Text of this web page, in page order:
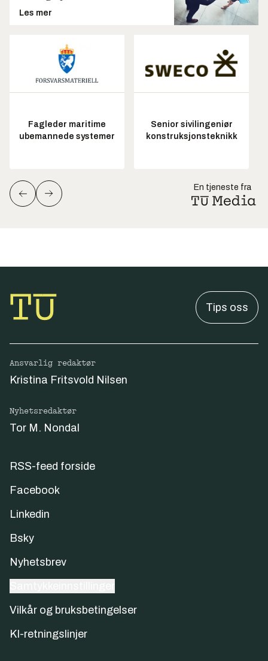
Les mer
Fagleder maritime
ubemannede systemer
Senior sivilingeniør
konstruksjonsteknikk
En tjeneste fra
Tips oss
Ansvarlig redaktør
Kristina Fritsvold Nilsen
Nyhetsredaktør
Tor M. Nondal
RSS-feed forside
Facebook
Linkedin
Bsky
Nyhetsbrev
Vilkår og bruksbetingelser
KI-retningslinjer